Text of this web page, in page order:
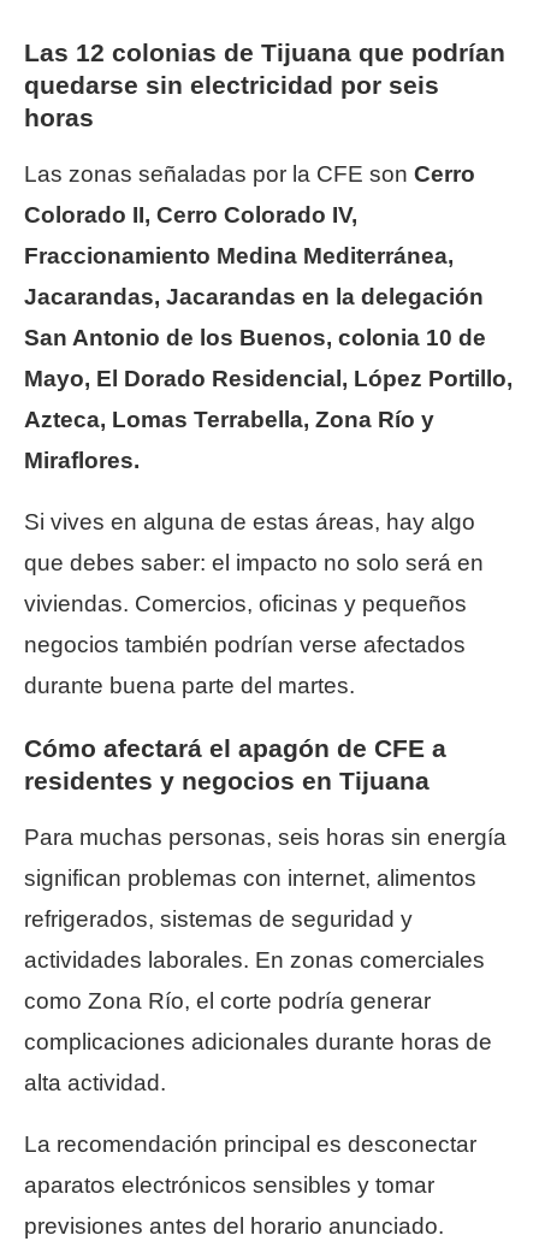
Las 12 colonias de Tijuana que podrían
quedarse sin electricidad por seis
horas
Las zonas señaladas por la CFE son Cerro
Colorado II, Cerro Colorado IV,
Fraccionamiento Medina Mediterránea,
Jacarandas, Jacarandas en la delegación
San Antonio de los Buenos, colonia 10 de
Mayo, El Dorado Residencial, López Portillo,
Azteca, Lomas Terrabella, Zona Río y
Miraflores.
Si vives en alguna de estas áreas, hay algo
que debes saber: el impacto no solo será en
viviendas. Comercios, oficinas y pequeños
negocios también podrían verse afectados
durante buena parte del martes.
Cómo afectará el apagón de CFE a
residentes y negocios en Tijuana
Para muchas personas, seis horas sin energía
significan problemas con internet, alimentos
refrigerados, sistemas de seguridad y
actividades laborales. En zonas comerciales
como Zona Río, el corte podría generar
complicaciones adicionales durante horas de
alta actividad.
La recomendación principal es desconectar
aparatos electrónicos sensibles y tomar
previsiones antes del horario anunciado.